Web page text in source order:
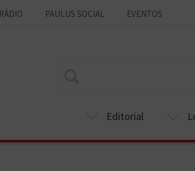
RÁDIO PAULUS SOCIAL EVENTOS
Editorial